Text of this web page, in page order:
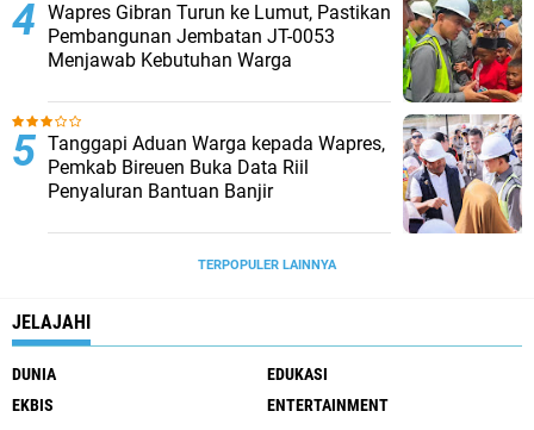
Wapres Gibran Turun ke Lumut, Pastikan
Pembangunan Jembatan JT-0053
Menjawab Kebutuhan Warga
Tanggapi Aduan Warga kepada Wapres,
Pemkab Bireuen Buka Data Riil
Penyaluran Bantuan Banjir
TERPOPULER LAINNYA
JELAJAHI
DUNIA
EDUKASI
EKBIS
ENTERTAINMENT